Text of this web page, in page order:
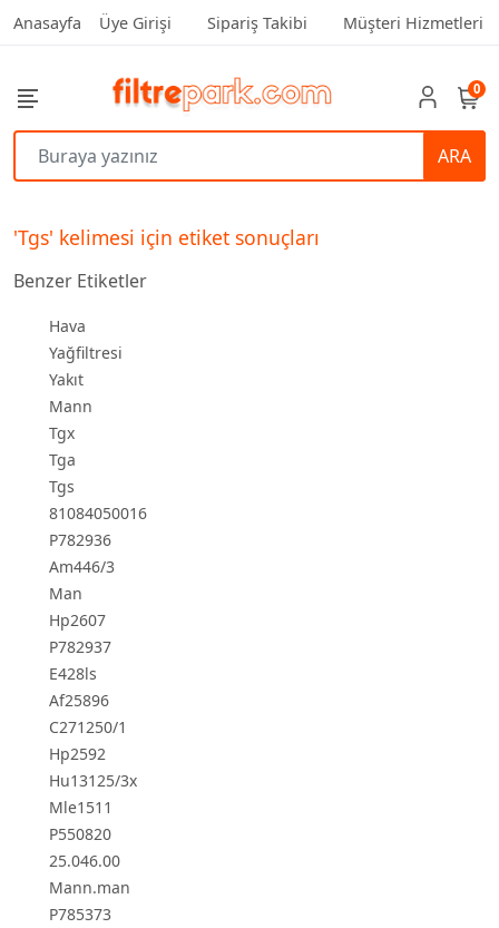
Anasayfa Üye Girişi Sipariş Takibi Müşteri Hizmetleri
ARA
0
'Tgs' kelimesi için etiket sonuçları
Benzer Etiketler
Hava
Yağfiltresi
Yakıt
Mann
Tgx
Tga
Tgs
81084050016
P782936
Am446/3
Man
Hp2607
P782937
E428ls
Af25896
C271250/1
Hp2592
Hu13125/3x
Mle1511
P550820
25.046.00
Mann.man
P785373